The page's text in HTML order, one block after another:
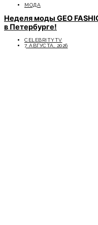
МОДА
Неделя моды GEO
в Петербурге!
CELEBRITYTV
7 АВГУСТА, 2026